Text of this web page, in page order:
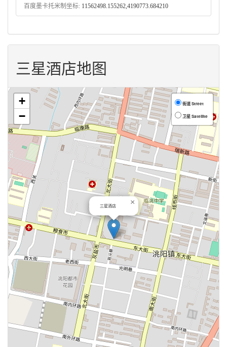
百度墨卡托米制坐标: 11562498.155262,4190773.684210
三星酒店地图
三星酒店 ×
+
−
街道 Street
卫星 Satellite